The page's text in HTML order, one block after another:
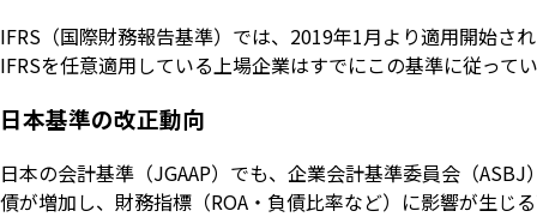
IFRS（国際財務報告基準）では、2019年1月より適用開始さ
IFRSを任意適用している上場企業はすでにこの基準に従って
日本基準の改正動向
日本の会計基準（JGAAP）でも、企業会計基準委員会（
債が増加し、財務指標（ROA・負債比率など）に影響が生じ